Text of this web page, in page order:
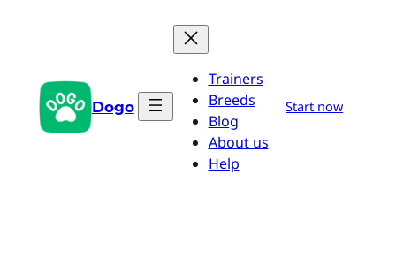
Dogo
Trainers
Breeds
Blog
About us
Help
Start now